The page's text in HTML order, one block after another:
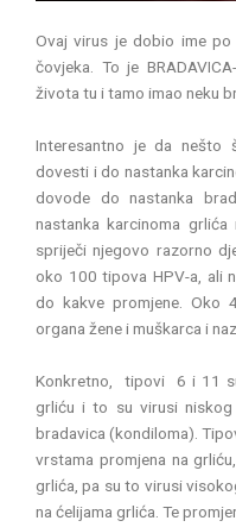
Ovaj virus je dobio ime
čovjeka. To je
života tu i tamo imao neku
Interesantno je da nešto
dovesti i do nastanka
dovode do nastanka
nastanka karcinoma
spriječi njegovo razorno
oko 100 tipova HPV-a, ali
do kakve promjene. Oko
organa žene i muškarca i
Konkretno, tipovi 6 i 11
grliću i to su virusi niskog
bradavica (kondiloma).
vrstama promjena na
grlića, pa su to virusi
na ćelijama grlića. Te